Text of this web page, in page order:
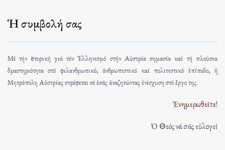
Ἡ συμβολή σας
Μέ τήν ἱστορική γιά τόν Ἑλληνισμό στήν Αὐστρία σημασία καί τή πλούσια
δραστηριότητα στό φιλανθρωπικό, ἀνθρωπιστικό καί πολιτιστικό ἐπίπεδο, ἡ
Μητρόπολη Αὐστρίας στρέφεται σέ ἐσᾶς ἀναζητώντας ἐνίσχυση στό ἔργο της.
Ἐνημερωθεῖτε!
Ὁ Θεός νά σᾶς εὐλογεῖ